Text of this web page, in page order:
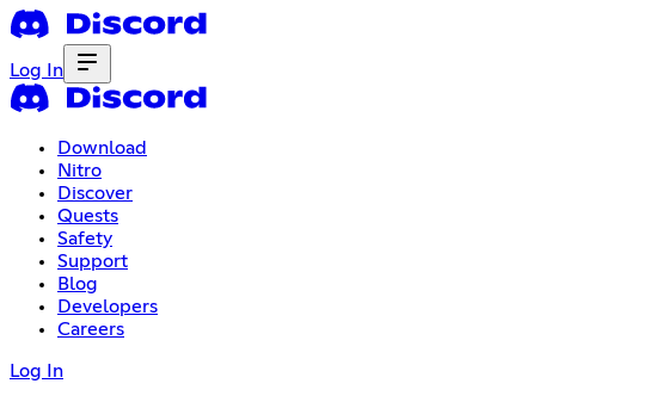
Log In
Download
Nitro
Discover
Quests
Safety
Support
Blog
Developers
Careers
Log In